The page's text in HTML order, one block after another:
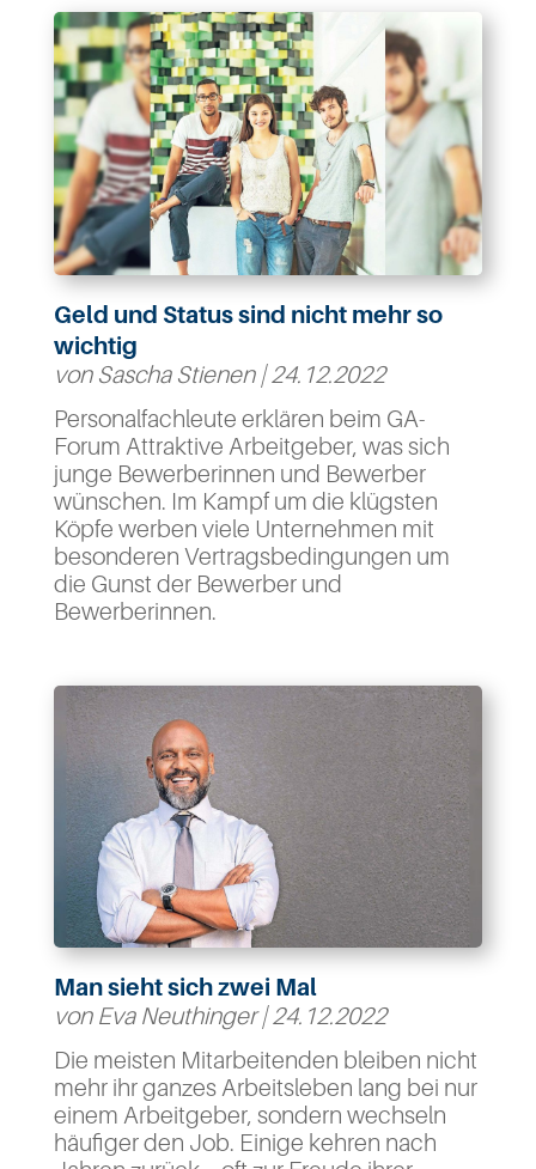
Geld und Status sind nicht mehr so
wichtig
von Sascha Stienen|24.12.2022
Personalfachleute erklären beim GA-
Forum Attraktive Arbeitgeber, was sich
junge Bewerberinnen und Bewerber
wünschen. Im Kampf um die klügsten
Köpfe werben viele Unternehmen mit
besonderen Vertragsbedingungen um
die Gunst der Bewerber und
Bewerberinnen.
Man sieht sich zwei Mal
von Eva Neuthinger|24.12.2022
Die meisten Mitarbeitenden bleiben nicht
mehr ihr ganzes Arbeitsleben lang bei nur
einem Arbeitgeber, sondern wechseln
häufiger den Job. Einige kehren nach